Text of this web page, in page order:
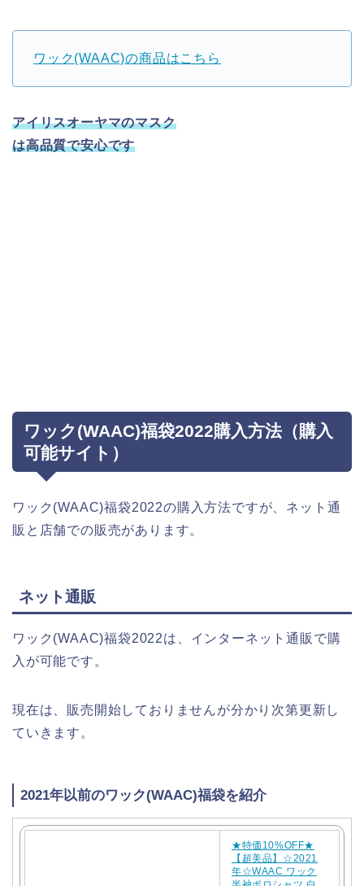
ワック(WAAC)の商品はこちら
アイリスオーヤマのマスク
は高品質で安心です
ワック(WAAC)福袋2022購入方法（購入
可能サイト）
ワック(WAAC)福袋2022の購入方法ですが、ネット通
販と店舗での販売があります。
ネット通販
ワック(WAAC)福袋2022は、インターネット通販で購
入が可能です。
現在は、販売開始しておりませんが分かり次第更新し
ていきます。
2021年以前のワック(WAAC)福袋を紹介
★特価10%OFF★
【超美品】☆2021
年☆WAAC ワック